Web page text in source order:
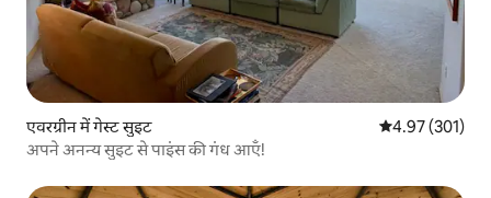
एवरग्रीन में गेस्ट सुइट औसत रेटिंग 5 में से
4.97 (301)
अपने अनन्य सुइट से पाइंस की गंध आएँ!